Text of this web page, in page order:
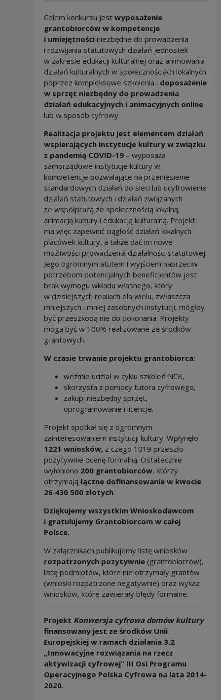
Celem konkursu jest wyposażenie
grantobiorców w kompetencje
i umiejętności niezbędne do prowadzenia
i rozwijania statutowych działań jednostek
w zakresie edukacji kulturalnej oraz animowania
działań kulturalnych w społecznościach lokalnych
poprzez kompleksowe szkolenia i doposażenie
w sprzęt niezbędny do prowadzenia
działań edukacyjnych i animacyjnych online
lub w sposób cyfrowy.
Realizacja projektu jest elementem działań
wspierających instytucje kultury w związku
z pandemią COVID-19– wyposaża
samorządowe instytucje kultury w
kompetencje pozwalające na przeniesienie
standardowych działań do sieci lub ucyfrowienie
działań statutowych i działań związanych
ze współpracą ze społecznością lokalną,
animacją kultury i edukacją kulturalną. Projekt
ma więc zapewnić ciągłość działań lokalnych
placówek kultury, a także dać im nowe
możliwości prowadzenia działalności statutowej.
Jego ogromnym atutem i wyjściem naprzeciw
potrzebom potencjalnych beneficjentów jest
brak wymogu wkładu własnego, który
w dzisiejszych realiach dla wielu, zwłaszcza
mniejszych i mniej zasobnych instytucji, mógłby
być przeszkodą nie do pokonania. Projekty
mogą być w 100% realizowane ze środków
grantowych.
W czasie trwanie projektu grantobiorca:
weźmie udział w cyklu szkoleń NCK,
skorzysta z pomocy tutora cyfrowego,
zakupi niezbędny sprzęt,
oprogramowanie i licencje.
Projekt spotkał się z ogromnym
zainteresowaniem instytucji kultury. Wpłynęło
1221 wniosków,z czego 1019 przeszło
pozytywnie ocenę formalną. Ostatecznie
wyłoniono 200 grantobiorców, którzy
otrzymają łączne dofinansowanie w kwocie
26 430 500 złotych.
Dziękujemy wszystkim Wnioskodawcom
i gratulujemy Grantobiorcom w całej
Polsce.
W załącznikach publikujemy listę wniosków
rozpatrzonych pozytywnie(grantobiorców),
listę podmiotów, które nie otrzymały grantów
(wnioski rozpatrzone negatywnie) oraz wykaz
wniosków, które zawierały błędy formalne.
Projekt Konwersja cyfrowa domów kultury
finansowany jest ze środków Unii
Europejskiej w ramach działania 3.2
„Innowacyjne rozwiązania na rzecz
aktywizacji cyfrowej” III Osi Programu
Operacyjnego Polska Cyfrowa na lata 2014-
2020.